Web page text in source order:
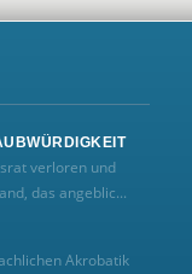
verloren und
das angeblic...
Akrobatik